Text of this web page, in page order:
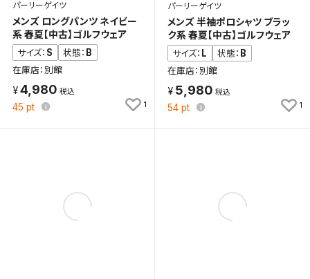
パーリーゲイツ
メンズ ロングパンツ ネイビー
系 春夏【中古】ゴルフウェア
サイズ： S 状態： B
在庫店：別館
4,980
45 pt 1
パーリーゲイツ
メンズ 半袖ポロシャツ ブラッ
ク系 春夏【中古】ゴルフウェア
サイズ： L 状態： B
在庫店：別館
5,980
54 pt 1